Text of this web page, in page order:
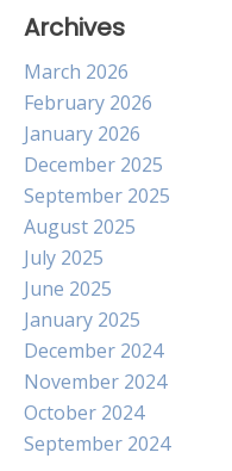
Archives
March 2026
February 2026
January 2026
December 2025
September 2025
August 2025
July 2025
June 2025
January 2025
December 2024
November 2024
October 2024
September 2024